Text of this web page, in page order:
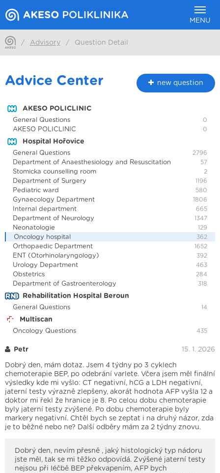
MENU
/ Advisory / Question Detail
Advice Center new question
AKESO POLICLINIC
General Questions 0
AKESO POLICLINIC 0
Hospital Hořovice
General Questions 2796
Department of Anaesthesiology and Resuscitation 57
Stomicka counselling room 2
Department of Surgery 1196
Pediatric ward 580
Gynaecology Department 1806
Internal department 665
Department of Neurology 1347
Neonatologie 129
Oncology hospital 362
Orthopaedic Department 1652
ENT (Otorhinolaryngology) 392
Urology Department 463
Obstetrics 284
Department of Gastroenterology 318
Rehabilitation Hospital Beroun
General Questions 14
Multiscan
Oncology Questions 435
Petr 15. 1. 2026
Dobrý den, mám dotaz. Jsem 4 týdny po 3 cyklech
chemoterapie BEP, po odebrání varlete. Včera jsem měl finální
výsledky kde mi vyšlo: CT negativní, hCG a LDH negativní,
jaterní testy výrazně zlepšeny, akorát hodnota AFP vyšla 12 a
doktor mi řekl že hranice je 8. Po celou dobu chemoterapie
byly jaterní testy zvýšené. Po dobu chemoterapie byly
markery negativní. Chtěl bych se zeptat i na druhý názor, zda
je to běžné nebo ne? Další odběry mám za 2 týdny znovu.
Dobrý den, nevím přesně , jaký histologický typ nádoru
jste měl, tak se mi těžko odpovídá. Zvýšené jaterní testy
nejsou při léčbě BEP překvapením, AFP bych